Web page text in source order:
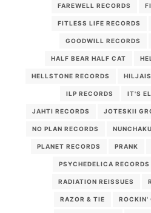
FAREWELL RECORDS
FITLESS LIFE RECORDS
GOODWILL RECORDS
HALF BEAR HALF CAT
HELLSTONE RECORDS
ILP RECORDS IT'S
JAHTI RECORDS JOTESKII
NO PLAN RECORDS
PLANET RECORDS PRANK
PSYCHEDELICA RECORDS
RADIATION REISSUES
RAZOR & TIE ROCKIN'